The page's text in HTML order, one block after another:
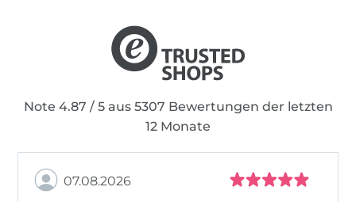
Note 4.87 / 5 aus 5307 Bewertungen der letzten
12 Monate
07.08.2026